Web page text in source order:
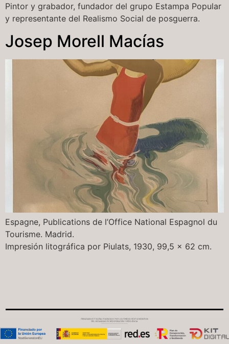
Pintor y grabador, fundador del grupo Estampa Popular
y representante del Realismo Social de posguerra.
Josep Morell Macías
Espagne, Publications de l’Office National Espagnol du
Tourisme. Madrid.
Impresión litográfica por Piulats, 1930, 99,5 x 62 cm.